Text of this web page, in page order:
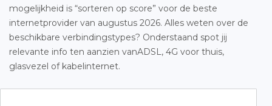
mogelijkheid is “sorteren op score” voor de beste
internetprovider van augustus 2026. Alles weten over de
beschikbare verbindingstypes? Onderstaand spot jij
relevante info ten aanzien vanADSL, 4G voor thuis,
glasvezel of kabelinternet.